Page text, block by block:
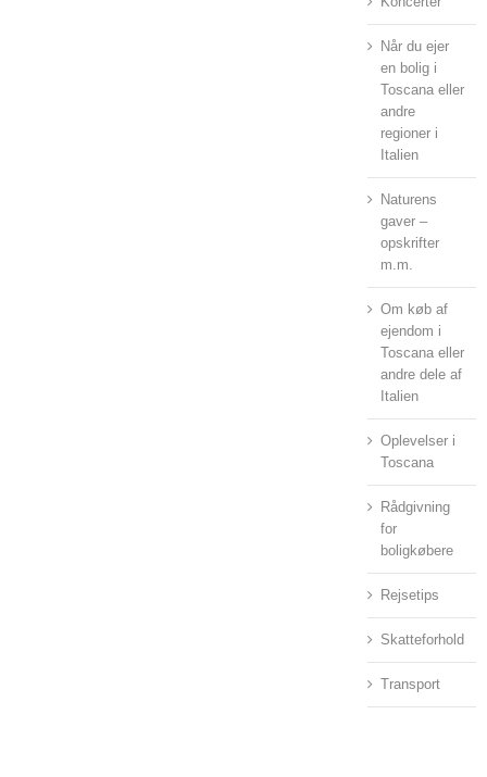
Når du ejer
en bolig i
Toscana eller
andre
regioner i
Italien
Naturens
gaver –
opskrifter
m.m.
Om køb af
ejendom i
Toscana eller
andre dele af
Italien
Oplevelser i
Toscana
Rådgivning
for
boligkøbere
Rejsetips
Skatteforhold
Transport